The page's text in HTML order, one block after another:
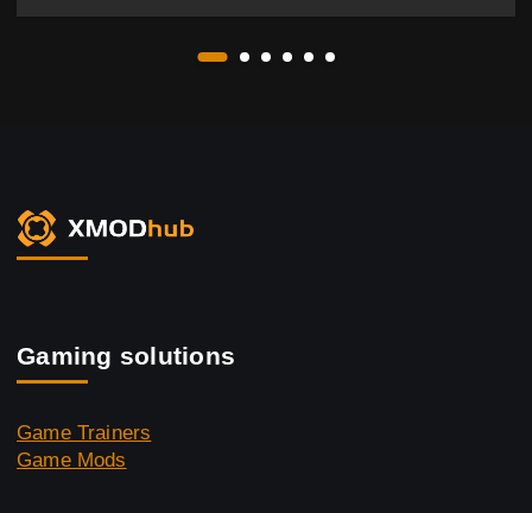
Gaming solutions
Game Trainers
Game Mods